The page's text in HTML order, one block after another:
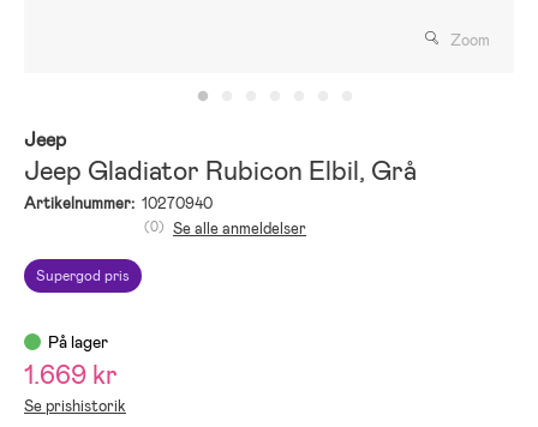
Zoom
Jeep
Jeep Gladiator Rubicon Elbil, Grå
Artikelnummer: 10270940
Supergod pris
(0) Se alle anmeldelser
På lager
1.669 kr
Se prishistorik